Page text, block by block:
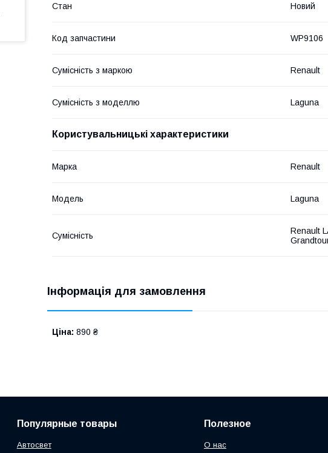
Стан Новий
Код запчастини WP9106
Сумісність з маркою Renault
Сумісність з моделлю Laguna
Користувальницькі характеристики
Марка Renault
Модель Laguna
Сумісність
Renault
Інформація для замовлення
Ціна: 890 ₴
Популярные товары
Автосвет
Полезное
О нас